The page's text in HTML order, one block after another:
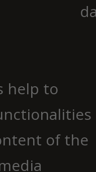
help to
of the